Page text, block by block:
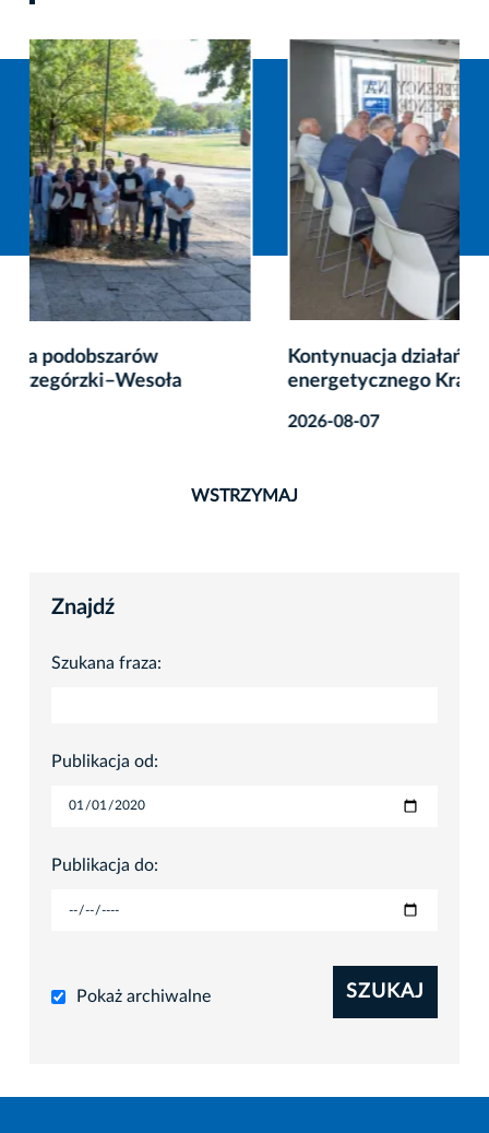
Kontynuacja działań na rzecz bezpieczeństwa
energetycznego Krakowa
WSTRZYMAJ
Znajdź
Szukana fraza:
Publikacja od:
Publikacja do:
Pokaż archiwalne SZUKAJ